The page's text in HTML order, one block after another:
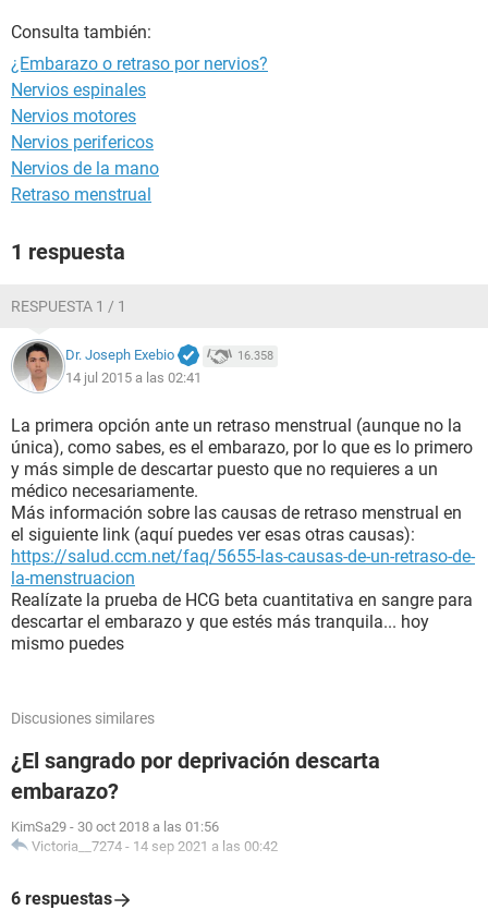
Consulta también:
¿Embarazo o retraso por nervios?
Nervios espinales
Nervios motores
Nervios perifericos
Nervios de la mano
Retraso menstrual
1 respuesta
RESPUESTA 1 / 1
Dr. Joseph Exebio 16.358
14 jul 2015 a las 02:41
La primera opción ante un retraso menstrual (aunque no la
única), como sabes, es el embarazo, por lo que es lo primero
y más simple de descartar puesto que no requieres a un
médico necesariamente.
Más información sobre las causas de retraso menstrual en
el siguiente link (aquí puedes ver esas otras causas):
https://salud.ccm.net/faq/5655-las-causas-de-un-retraso-de-
la-menstruacion
Realízate la prueba de HCG beta cuantitativa en sangre para
descartar el embarazo y que estés más tranquila... hoy
mismo puedes
Discusiones similares
¿El sangrado por deprivación descarta
embarazo?
KimSa29 - 30 oct 2018 a las 01:56
Victoria__7274 - 14 sep 2021 a las 00:42
6 respuestas